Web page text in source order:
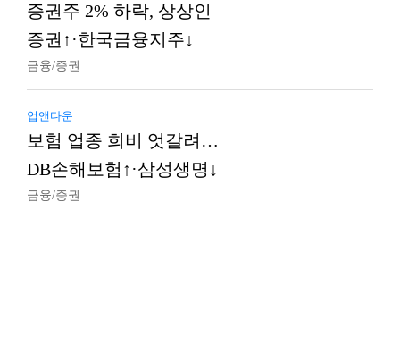
증권주 2% 하락, 상상인
증권↑·한국금융지주↓
금융/증권
업앤다운
보험 업종 희비 엇갈려…
DB손해보험↑·삼성생명↓
금융/증권